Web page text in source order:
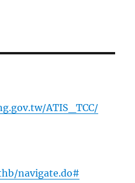
ATIS_TCC/
navigate.do#